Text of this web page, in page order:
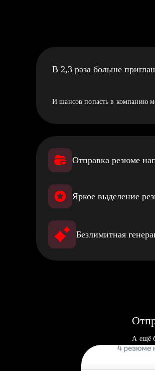
В 2,3 раза больше
И шансов попасть в компанию
Отправка резюме
Яркое выделение
Безлимитная
А ещё